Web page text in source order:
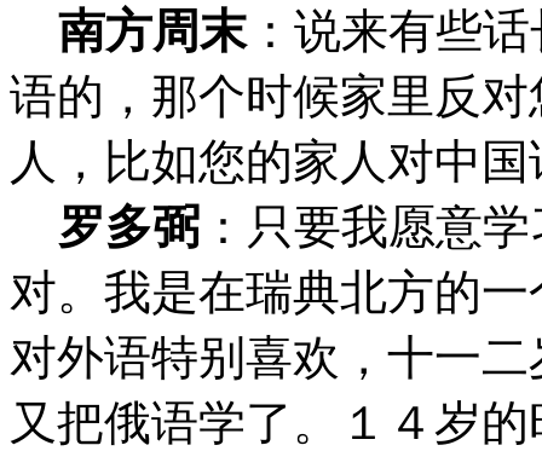
南方周末： 说来有些
语的，那个时候家里反
人，比如您的家人对中
罗多弼 ：只要我愿意
对。我是在瑞典北方的
对外语特别喜欢，十一
又把俄语学了。１４岁